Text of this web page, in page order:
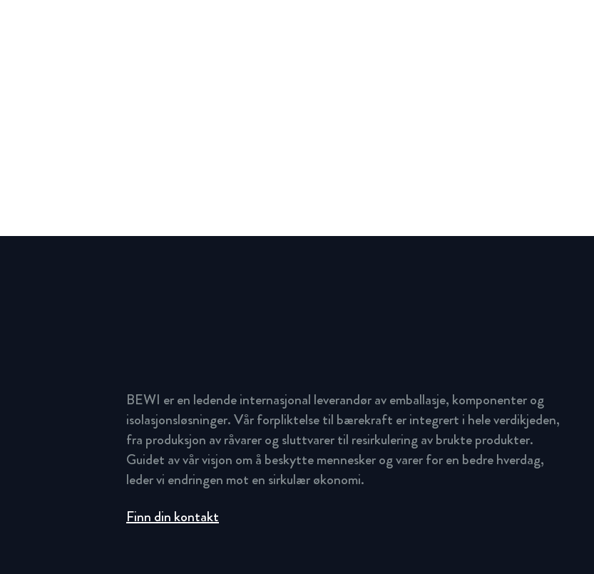
BEWI er en ledende internasjonal leverandør av emballasje, komponenter og
isolasjonsløsninger. Vår forpliktelse til bærekraft er integrert i hele verdikjeden,
fra produksjon av råvarer og sluttvarer til resirkulering av brukte produkter.
Guidet av vår visjon om å beskytte mennesker og varer for en bedre hverdag,
leder vi endringen mot en sirkulær økonomi.
Finn din kontakt